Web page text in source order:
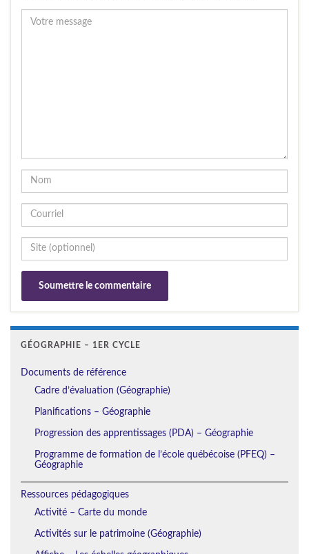
GÉOGRAPHIE – 1ER CYCLE
Documents de référence
Cadre d’évaluation (Géographie)
Planifications – Géographie
Progression des apprentissages (PDA) – Géographie
Programme de formation de l’école québécoise (PFEQ) –
Géographie
Ressources pédagogiques
Activité – Carte du monde
Activités sur le patrimoine (Géographie)